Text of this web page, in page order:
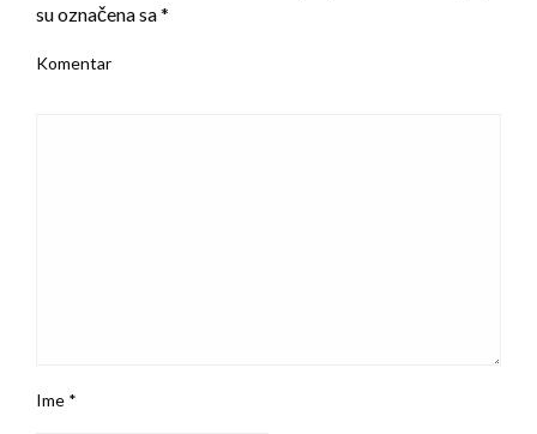
su označena sa*
Komentar
Ime *